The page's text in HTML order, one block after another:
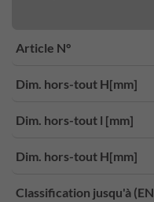
Article N°
Dim. hors-tout H[mm]
Dim. hors-tout l [mm]
Dim. hors-tout H[mm]
Classification jusqu'à (EN